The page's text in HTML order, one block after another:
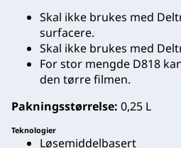
Skal ikke brukes med
surfacere.
Skal ikke brukes med
For stor mengde D818
den tørre filmen.
Pakningsstørrelse: 0,25 L
Teknologier
Løsemiddelbasert